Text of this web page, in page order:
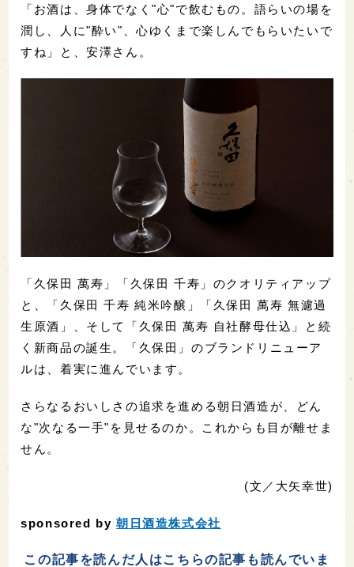
「お酒は、身体でなく"心"で飲むもの。語らいの場を
潤し、人に"酔い"、心ゆくまで楽しんでもらいたいで
すね」と、安澤さん。
「久保田 萬寿」「久保田 千寿」のクオリティアップ
と、「久保田 千寿 純米吟醸」「久保田 萬寿 無濾過
生原酒」、そして「久保田 萬寿 自社酵母仕込」と続
く新商品の誕生。「久保田」のブランドリニューア
ルは、着実に進んでいます。
さらなるおいしさの追求を進める朝日酒造が、どん
な"次なる一手"を見せるのか。これからも目が離せま
せん。
(文／大矢幸世)
sponsored by朝日酒造株式会社
この記事を読んだ人はこちらの記事も読んでいま